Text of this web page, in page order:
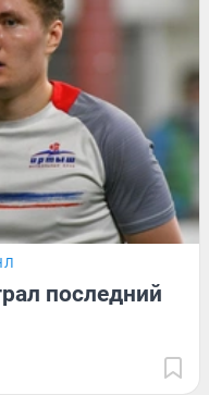
последний